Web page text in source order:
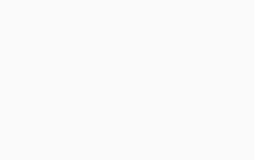
de Luz Pontilhada